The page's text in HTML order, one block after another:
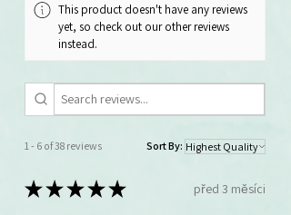
This product doesn't have any reviews
yet, so check out our other reviews
instead.
1 - 6 of 38 reviews Sort By:
★★★★★ před 3 měsíci